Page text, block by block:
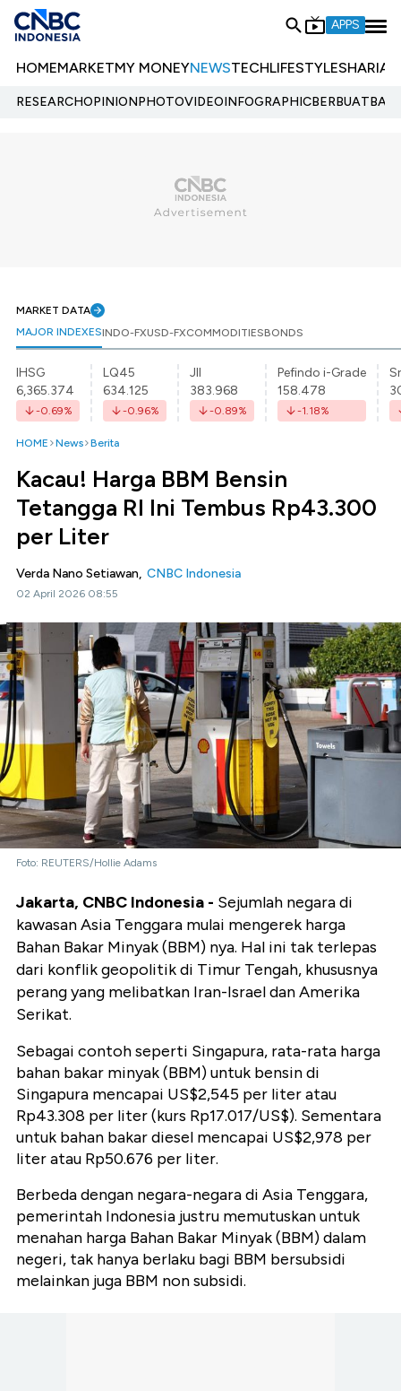
APPS
HOMEMARKETMY MONEYNEWSTECHLIFESTYLESHARIA
RESEARCHOPINIONPHOTOVIDEOINFOGRAPHIC
MARKET DATA
MAJOR INDEXESINDO-FXUSD-FXCOMMODITIESBONDS
IHSG
6,365.374
-0.69%
LQ45
634.125
-0.96%
JII
383.968
-0.89%
Pefindo i-Grade
158.478
-1.18%
HOME News Berita
Kacau! Harga BBM Bensin
Tetangga RI Ini Tembus Rp43.300
per Liter
Verda Nano Setiawan, CNBC Indonesia
02 April 2026 08:55
Foto: REUTERS/Hollie Adams
Jakarta, CNBC Indonesia - Sejumlah negara di
kawasan Asia Tenggara mulai mengerek harga
Bahan Bakar Minyak (BBM) nya. Hal ini tak terlepas
dari konflik geopolitik di Timur Tengah, khususnya
perang yang melibatkan Iran-Israel dan Amerika
Serikat.
Sebagai contoh seperti Singapura, rata-rata harga
bahan bakar minyak (BBM) untuk bensin di
Singapura mencapai US$2,545 per liter atau
Rp43.308 per liter (kurs Rp17.017/US$). Sementara
untuk bahan bakar diesel mencapai US$2,978 per
liter atau Rp50.676 per liter.
Berbeda dengan negara-negara di Asia Tenggara,
pemerintah Indonesia justru memutuskan untuk
menahan harga Bahan Bakar Minyak (BBM) dalam
negeri, tak hanya berlaku bagi BBM bersubsidi
melainkan juga BBM non subsidi.